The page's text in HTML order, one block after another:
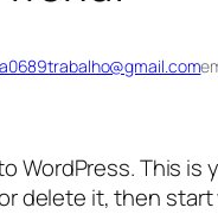
WordPress. This is
delete it, then